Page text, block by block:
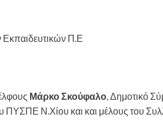
Π.Ε
Μάρκο Σκούφαλο, Δημοτικό
ΠΥΣΠΕ Ν.Χίου και και μέλους του